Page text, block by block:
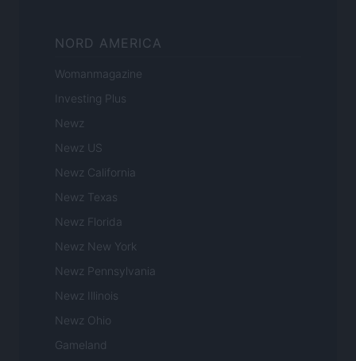
NORD AMERICA
Womanmagazine
Investing Plus
Newz
Newz US
Newz California
Newz Texas
Newz Florida
Newz New York
Newz Pennsylvania
Newz Illinois
Newz Ohio
Gameland